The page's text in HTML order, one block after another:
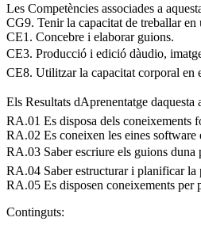
Les Competències associades a
CG9. Tenir la capacitat de treballar
CE1. Concebre i elaborar guions.
CE3. Producció i edició dàudio,
CE8. Utilitzar la capacitat corporal en
Els Resultats dAprenentatge daquesta
RA.01 Es disposa dels coneixements
RA.02 Es coneixen les eines
RA.03 Saber escriure els guions
RA.04 Saber estructurar i planificar la
RA.05 Es disposen coneixements per
Continguts: